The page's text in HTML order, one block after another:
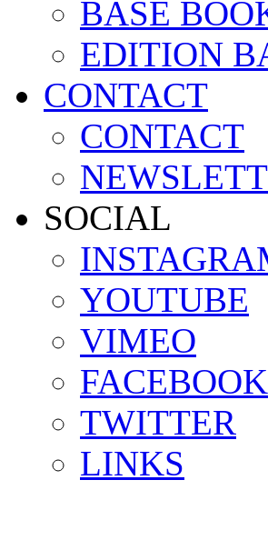
BASE
EDITION
CONTACT
CONTACT
SOCIAL
YOUTUBE
VIMEO
FACEBOOK
TWITTER
LINKS